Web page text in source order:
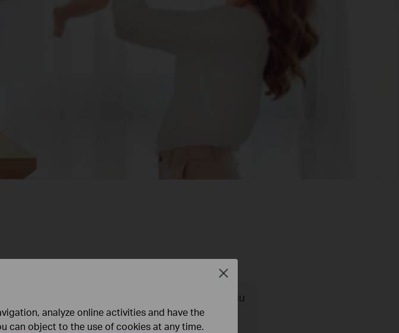
intelligentes en
temps réel
Analyses et rapports du
sommeil
analyze online activities and have the
can object to the use of cookies at any time.
Close